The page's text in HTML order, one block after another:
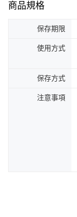
商品規格
保存期限
使用方式
保存方式
注意事項